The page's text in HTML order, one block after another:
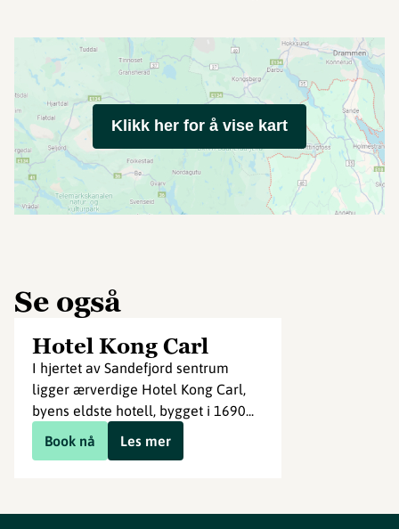
Klikk her for å vise kart
Se også
Hotel Kong Carl
I hjertet av Sandefjord sentrum
ligger ærverdige Hotel Kong Carl,
byens eldste hotell, bygget i 1690...
Book nå
Les mer